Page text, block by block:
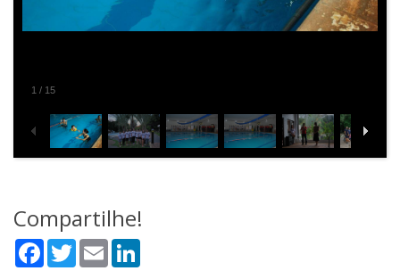
1 / 15
Compartilhe!
Facebook
TwitterEmail